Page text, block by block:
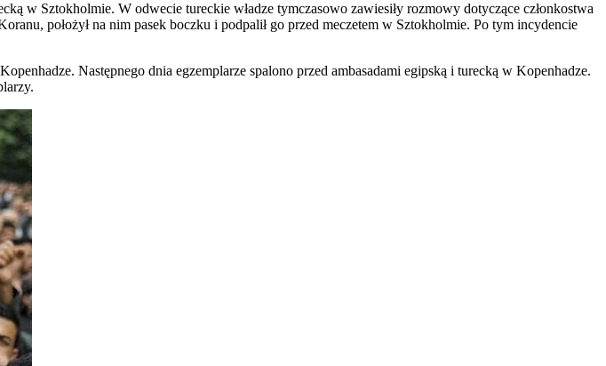
w Sztokholmie. W odwecie tureckie władze tymczasowo zawiesiły rozmowy dotyczące członkostwa
położył na nim pasek boczku i podpalił go przed meczetem w Sztokholmie. Po tym incydencie
Następnego dnia egzemplarze spalono przed ambasadami egipską i turecką w Kopenhadze.